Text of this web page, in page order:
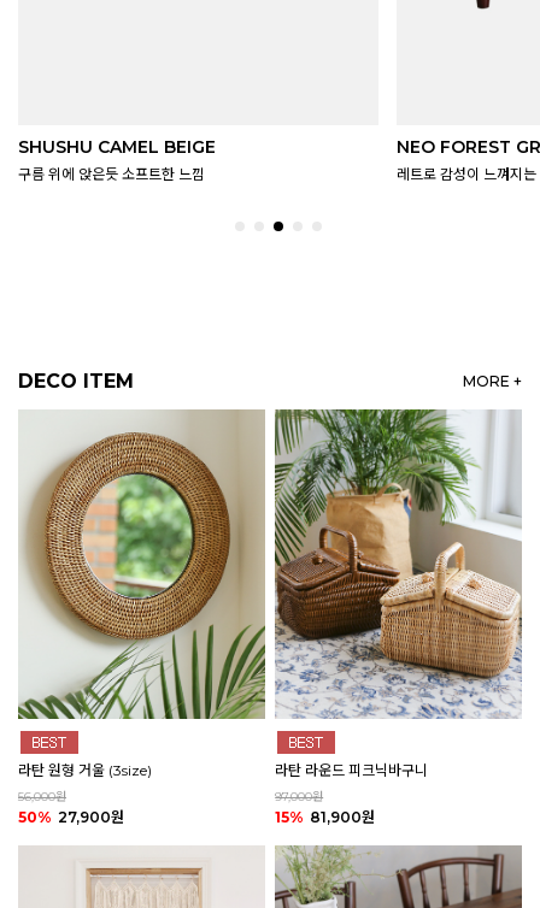
NEO FOREST GREEN
레트로 감성이 느껴지는 딥컬러
FLAT SAND
모던함의 정석, 베이직
DECO ITEM MORE +
라탄 원형 거울 (3size)
56,000원
50% 27,900원
라탄 라운드 피크닉바구니
97,000원
15% 81,900원